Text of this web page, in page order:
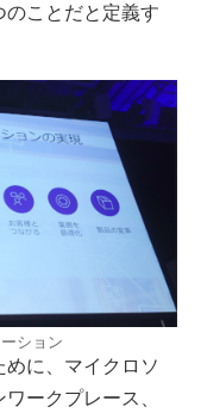
ことだと定義す
ション
に、マイクロソ
ークプレース、